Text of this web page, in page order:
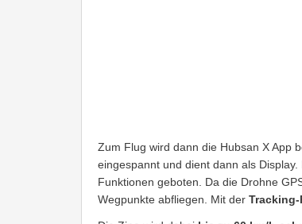
Zum Flug wird dann die Hubsan X App
eingespannt und dient dann als
Funktionen geboten. Da die Drohne
Wegpunkte abfliegen. Mit der